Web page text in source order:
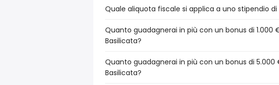
Quale aliquota fiscale si applica a uno stipendio
Quanto guadagnerai in più con un bonus di
Basilicata?
Quanto guadagnerai in più con un bonus di
Basilicata?